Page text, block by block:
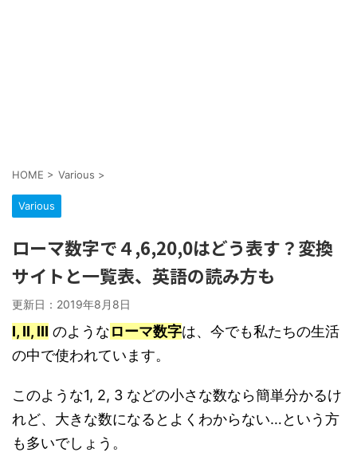
HOME > Various >
Various
ローマ数字で４,6,20,0はどう表す？変換
サイトと一覧表、英語の読み方も
更新日： 2019年8月8日
I, II, III のようなローマ数字は、今でも私たちの生活
の中で使われています。
このような1, 2, 3 などの小さな数なら簡単分かるけ
れど、大きな数になるとよくわからない…という方
も多いでしょう。